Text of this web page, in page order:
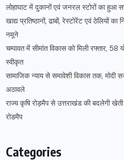
लोहाघाट में दुकानों एवं जनरल स्टोरों का हुआ
खाद्य प्रतिष्ठानों, ढाबों, रेस्टोरेंट एवं ठेलियों का
नमूने
चम्पावत में सीमांत विकास को मिली रफ्तार,
स्वीकृत
सामाजिक न्याय से समावेशी विकास तक, मोदी
अठावले
राज्य कृषि रोड़मैप से उत्तराखंड की बदलेगी खेती
रोडमैप
Categories